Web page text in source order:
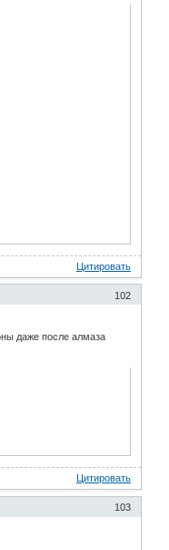
Цитировать
102
даже после алмаза
Цитировать
103